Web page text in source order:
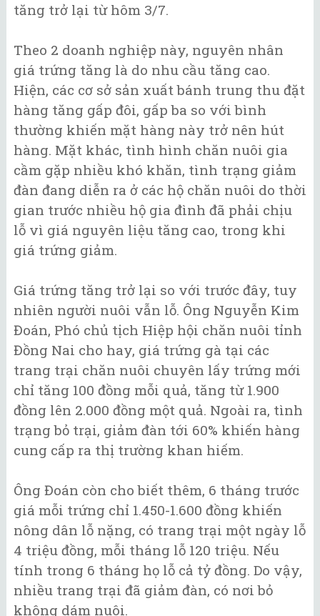
tăng trở lại từ hôm 3/7.
Theo 2 doanh nghiệp này, nguyên nhân
giá trứng tăng là do nhu cầu tăng cao.
Hiện, các cơ sở sản xuất bánh trung thu đặt
hàng tăng gấp đôi, gấp ba so với bình
thường khiến mặt hàng này trở nên hút
hàng. Mặt khác, tình hình chăn nuôi gia
cầm gặp nhiều khó khăn, tình trạng giảm
đàn đang diễn ra ở các hộ chăn nuôi do thời
gian trước nhiều hộ gia đình đã phải chịu
lỗ vì giá nguyên liệu tăng cao, trong khi
giá trứng giảm.
Giá trứng tăng trở lại so với trước đây, tuy
nhiên người nuôi vẫn lỗ. Ông Nguyễn Kim
Đoán, Phó chủ tịch Hiệp hội chăn nuôi tỉnh
Đồng Nai cho hay, giá trứng gà tại các
trang trại chăn nuôi chuyên lấy trứng mới
chỉ tăng 100 đồng mỗi quả, tăng từ 1.900
đồng lên 2.000 đồng một quả. Ngoài ra, tình
trạng bỏ trại, giảm đàn tới 60% khiến hàng
cung cấp ra thị trường khan hiếm.
Ông Đoán còn cho biết thêm, 6 tháng trước
giá mỗi trứng chỉ 1.450-1.600 đồng khiến
nông dân lỗ nặng, có trang trại một ngày lỗ
4 triệu đồng, mỗi tháng lỗ 120 triệu. Nếu
tính trong 6 tháng họ lỗ cả tỷ đồng. Do vậy,
nhiều trang trại đã giảm đàn, có nơi bỏ
không dám nuôi.